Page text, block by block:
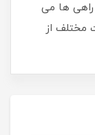
ها می
مختلف از